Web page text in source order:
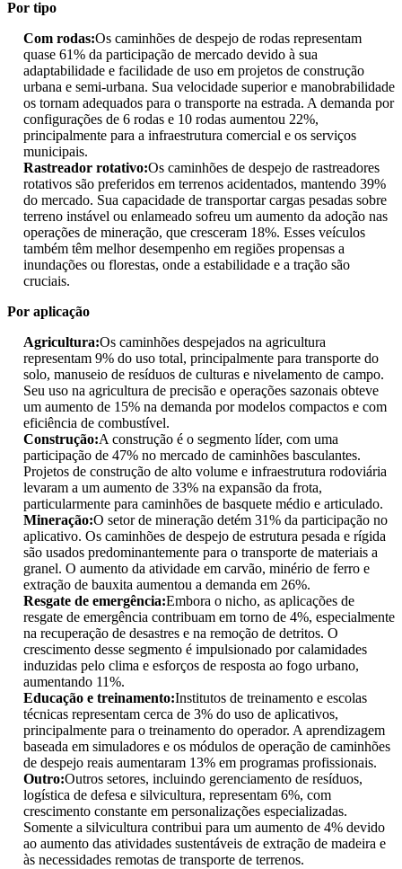
Por tipo
Com rodas:Os caminhões de despejo de rodas representam
quase 61% da participação de mercado devido à sua
adaptabilidade e facilidade de uso em projetos de construção
urbana e semi-urbana. Sua velocidade superior e manobrabilidade
os tornam adequados para o transporte na estrada. A demanda por
configurações de 6 rodas e 10 rodas aumentou 22%,
principalmente para a infraestrutura comercial e os serviços
municipais.
Rastreador rotativo:Os caminhões de despejo de rastreadores
rotativos são preferidos em terrenos acidentados, mantendo 39%
do mercado. Sua capacidade de transportar cargas pesadas sobre
terreno instável ou enlameado sofreu um aumento da adoção nas
operações de mineração, que cresceram 18%. Esses veículos
também têm melhor desempenho em regiões propensas a
inundações ou florestas, onde a estabilidade e a tração são
cruciais.
Por aplicação
Agricultura:Os caminhões despejados na agricultura
representam 9% do uso total, principalmente para transporte do
solo, manuseio de resíduos de culturas e nivelamento de campo.
Seu uso na agricultura de precisão e operações sazonais obteve
um aumento de 15% na demanda por modelos compactos e com
eficiência de combustível.
Construção:A construção é o segmento líder, com uma
participação de 47% no mercado de caminhões basculantes.
Projetos de construção de alto volume e infraestrutura rodoviária
levaram a um aumento de 33% na expansão da frota,
particularmente para caminhões de basquete médio e articulado.
Mineração:O setor de mineração detém 31% da participação no
aplicativo. Os caminhões de despejo de estrutura pesada e rígida
são usados predominantemente para o transporte de materiais a
granel. O aumento da atividade em carvão, minério de ferro e
extração de bauxita aumentou a demanda em 26%.
Resgate de emergência:Embora o nicho, as aplicações de
resgate de emergência contribuam em torno de 4%, especialmente
na recuperação de desastres e na remoção de detritos. O
crescimento desse segmento é impulsionado por calamidades
induzidas pelo clima e esforços de resposta ao fogo urbano,
aumentando 11%.
Educação e treinamento:Institutos de treinamento e escolas
técnicas representam cerca de 3% do uso de aplicativos,
principalmente para o treinamento do operador. A aprendizagem
baseada em simuladores e os módulos de operação de caminhões
de despejo reais aumentaram 13% em programas profissionais.
Outro:Outros setores, incluindo gerenciamento de resíduos,
logística de defesa e silvicultura, representam 6%, com
crescimento constante em personalizações especializadas.
Somente a silvicultura contribui para um aumento de 4% devido
ao aumento das atividades sustentáveis de extração de madeira e
às necessidades remotas de transporte de terrenos.